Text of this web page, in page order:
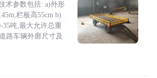
术参数包括: a)外形
栏板高55cm b)
35吨,最大允许总重
路车辆外廓尺寸及